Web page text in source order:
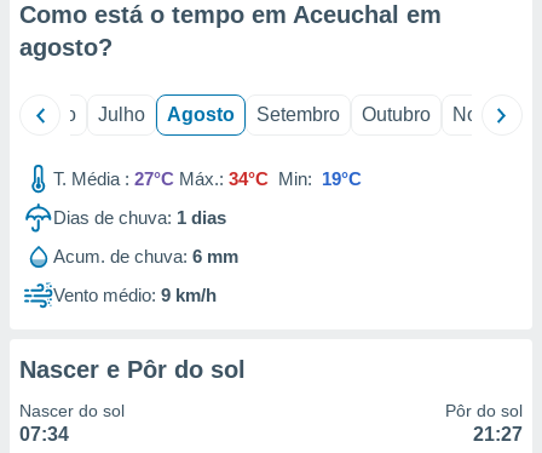
e
de
Como está o tempo em Aceuchal em
agosto?
Junho Julho Agosto Setembro Outubro Novembro
T. Média : 27°C Máx.: 34°C Min: 19°C
Dias de chuva: 1 dias
Acum. de chuva: 6 mm
Vento médio: 9 km/h
Nascer e Pôr do sol
Nascer do sol
07:34
Pôr do sol
21:27